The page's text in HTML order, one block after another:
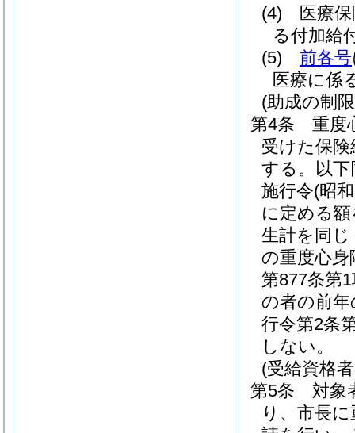
(4)
医療
る付加給
(5)
前各号
医療に係
(助成の制
第4条
重度
受けた保
する。以下
施行令(昭
に定める
生計を同
の重度心身
第877条第
の者の前
行令第2条
しない。
(受給資格
第5条
対象
り、市長